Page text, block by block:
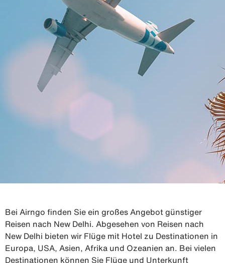
Bei Airngo finden Sie ein großes Angebot günstiger
Reisen nach New Delhi. Abgesehen von Reisen nach
New Delhi bieten wir Flüge mit Hotel zu Destinationen in
Europa, USA, Asien, Afrika und Ozeanien an. Bei vielen
Destinationen können Sie Flüge und Unterkunft